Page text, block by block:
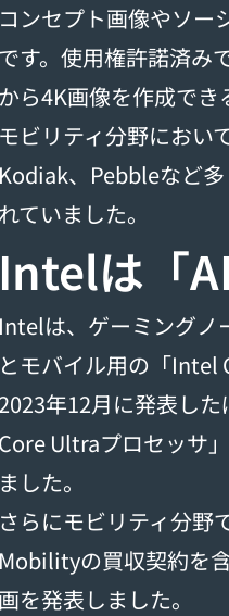
コンセプト画像やソー
です。使用権許諾済み
から4K画像を作成でき
モビリティ分野におい
Kodiak、Pebbleなど
れていました。
Intelは「
Intelは、ゲーミングノ
とモバイル用の「Intel
2023年12月に発表し
Core Ultraプロセッサ
ました。
さらにモビリティ分野
Mobilityの買収契約を
画を発表しました。